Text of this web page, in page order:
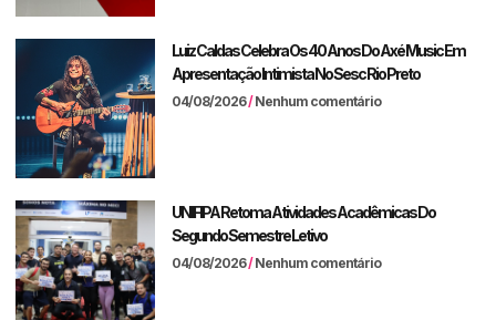
Luiz Caldas Celebra Os 40 Anos Do Axé Music Em
Apresentação Intimista No Sesc Rio Preto
04/08/2026 Nenhum comentário
UNIFIPA Retoma Atividades Acadêmicas Do
Segundo Semestre Letivo
04/08/2026 Nenhum comentário